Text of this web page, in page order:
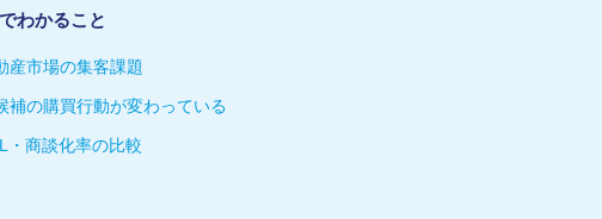
わかること
産市場の集客課題
補の購買行動が変わっている
・商談化率の比較